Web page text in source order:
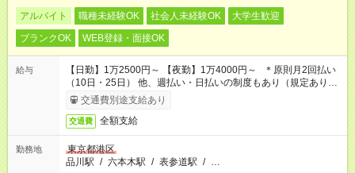
アルバイト 職種未経験OK 社会人未経験OK
大学生歓迎
ブランクOK
WEB登録・面接OK
給与
【日勤】1万2500円～ 【夜勤】1万4000円～ ＊原則月2回払い
（10日・25日） 他、週払い・日払いの制度もあり（規定あり）
＃日収1万円以上
交通費別途支給あり
交通費 全額支給
勤務地
東京都港区
品川駅 / 六本木駅 / 表参道駅 / …